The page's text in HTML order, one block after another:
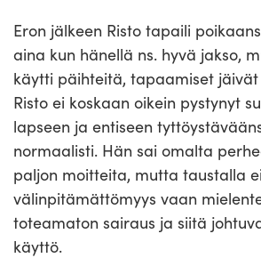
Eron jälkeen Risto tapaili
aina kun hänellä ns. hyvä jakso,
käytti päihteitä, tapaamiset
Risto ei koskaan oikein pystynyt
lapseen ja entiseen
normaalisti. Hän sai omalta
paljon moitteita, mutta taustalla
välinpitämättömyys vaan
toteamaton sairaus ja siitä
käyttö.